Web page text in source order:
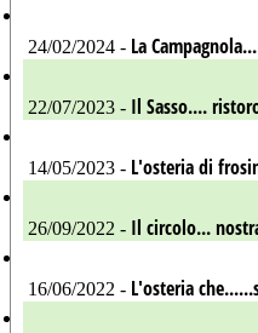
24/02/2024 - La
22/07/2023 - Il Sasso....
14/05/2023 - L'osteria di
26/09/2022 - Il circolo...
16/06/2022 - L'osteria